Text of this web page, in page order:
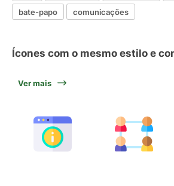
bate-papo
comunicações
Ícones com o mesmo estilo e
Ver mais